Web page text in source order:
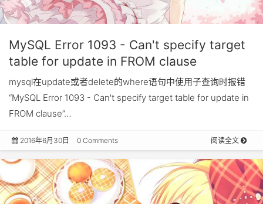
MySQL Error 1093 - Can't specify target
table for update in FROM clause
mysql在update或者delete的where语句中使用子查询时报错
“MySQL Error 1093 - Can't specify target table for update in
FROM clause”…
2016年6月30日 0 Comments 阅读全文